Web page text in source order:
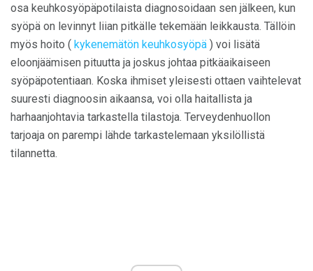
osa keuhkosyöpäpotilaista diagnosoidaan sen jälkeen, kun
syöpä on levinnyt liian pitkälle tekemään leikkausta. Tällöin
myös hoito ( kykenemätön keuhkosyöpä ) voi lisätä
eloonjäämisen pituutta ja joskus johtaa pitkäaikaiseen
syöpäpotentiaan. Koska ihmiset yleisesti ottaen vaihtelevat
suuresti diagnoosin aikaansa, voi olla haitallista ja
harhaanjohtavia tarkastella tilastoja. Terveydenhuollon
tarjoaja on parempi lähde tarkastelemaan yksilöllistä
tilannetta.